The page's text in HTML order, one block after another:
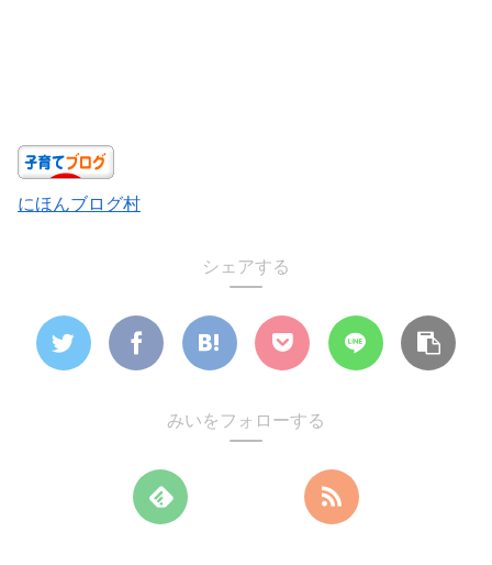
にほんブログ村
シェアする
みいをフォローする